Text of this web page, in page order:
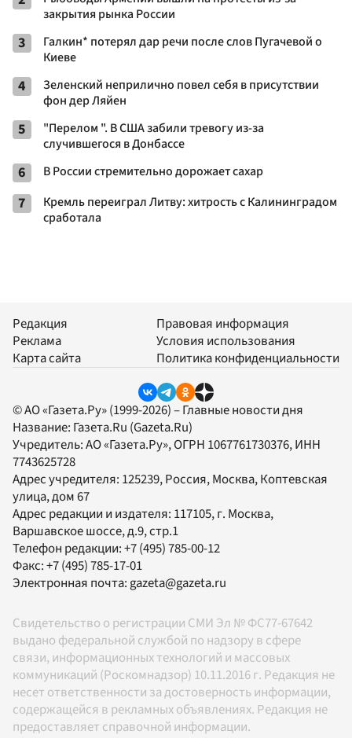
закрытия рынка России
3
Галкин* потерял дар речи после слов Пугачевой о
Киеве
4
Зеленский неприлично повел cебя в присутствии
фон дер Ляйен
5
"Перелом ". В США забили тревогу из-за
случившегося в Донбассе
6 В России стремительно дорожает сахар
7
Кремль переиграл Литву: хитрость с Калининградом
сработала
Редакция
Реклама
Карта сайта
Правовая информация
Условия использования
Политика конфиденциальности
© АО «Газета.Ру» (1999-2026) – Главные новости дня
Название: Газета.Ru (Gazeta.Ru)
Учредитель:АО «Газета.Ру», ОГРН 1067761730376, ИНН
7743625728
Адрес учредителя: 125239, Россия, Москва, Коптевская
улица, дом 67
Адрес редакции и издателя: 117105, г. Москва,
Варшавское шоссе, д.9, стр.1
Телефон редакции:+7 (495) 785-00-12
Факс:+7 (495) 785-17-01
Электронная почта:gazeta@gazeta.ru
Свидетельство о регистрации СМИ Эл № ФС77-67642
выдано федеральной службой по надзору в сфере
связи, информационных технологий и массовых
коммуникаций (Роскомнадзор) 10.11.2016 г. Редакция не
несет ответственности за достоверность информации,
содержащейся в рекламных объявлениях. Редакция не
предоставляет справочной информации.